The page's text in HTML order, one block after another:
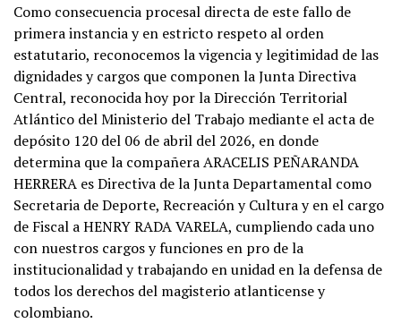
Como consecuencia procesal directa de este fallo de
primera instancia y en estricto respeto al orden
estatutario, reconocemos la vigencia y legitimidad de las
dignidades y cargos que componen la Junta Directiva
Central, reconocida hoy por la Dirección Territorial
Atlántico del Ministerio del Trabajo mediante el acta de
depósito 120 del 06 de abril del 2026, en donde
determina que la compañera ARACELIS PEÑARANDA
HERRERA es Directiva de la Junta Departamental como
Secretaria de Deporte, Recreación y Cultura y en el cargo
de Fiscal a HENRY RADA VARELA, cumpliendo cada uno
con nuestros cargos y funciones en pro de la
institucionalidad y trabajando en unidad en la defensa de
todos los derechos del magisterio atlanticense y
colombiano.